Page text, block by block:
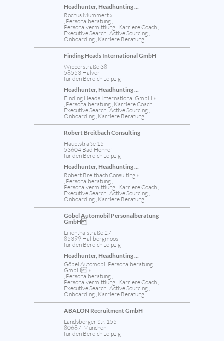
Headhunter, Headhunting ...
Rochus Mummert »
, Personalberatung ,
Personalvermittlung , Karriere Coach ,
Executive Search , Active Sourcing ,
Onboarding , Karriere Beratung ,
Finding Heads International GmbH
Wipperstraße 38
58553 Halver
für den Bereich Leipzig
Headhunter, Headhunting ...
Finding Heads International GmbH »
, Personalberatung , Karriere Coach ,
Executive Search , Active Sourcing ,
Onboarding , Karriere Beratung ,
Robert Breitbach Consulting
Hauptstraße 15
53604 Bad Honnef
für den Bereich Leipzig
Headhunter, Headhunting ...
Robert Breitbach Consulting »
, Personalberatung ,
Personalvermittlung , Karriere Coach ,
Executive Search , Active Sourcing ,
Onboarding , Karriere Beratung ,
Göbel Automobil Personalberatung
GmbH
Lilienthalstraße 27
85399 Hallbergmoos
für den Bereich Leipzig
Headhunter, Headhunting ...
Göbel Automobil Personalberatung
GmbH »
, Personalberatung ,
Personalvermittlung , Karriere Coach ,
Executive Search , Active Sourcing ,
Onboarding , Karriere Beratung ,
ABALON Recruitment GmbH
Landsberger Str. 155
80687 München
für den Bereich Leipzig